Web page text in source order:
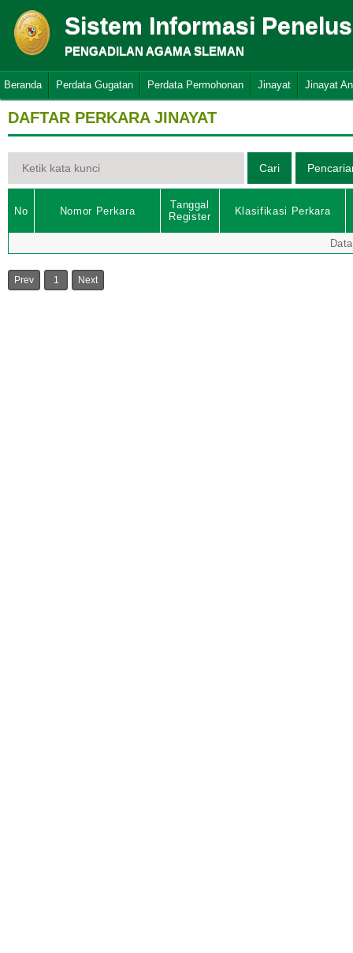
Sistem Informasi
PENGADILAN AGAMA SLEMAN
Beranda Perdata Gugatan Perdata Permohonan Jinayat Jinayat
DAFTAR PERKARA JINAYAT
No Nomor Perkara
Tanggal
Register
Klasifikasi Perkara
Prev 1 Next